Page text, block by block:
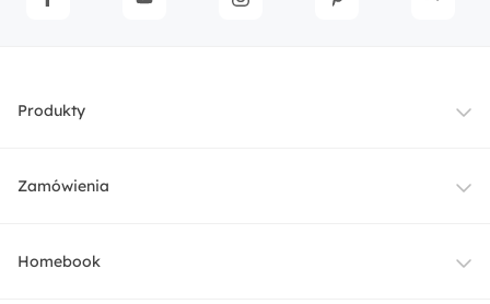
Produkty
Meble
Zamówienia
Dostawa
Homebook